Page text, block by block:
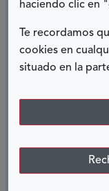
haciendo clic en
Te recordamos
cookies en
situado en la
10 septiembre,